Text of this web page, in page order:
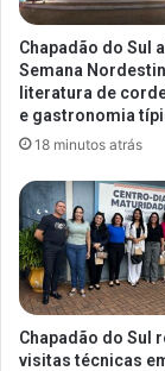
Chapadão do Sul
Semana
literatura de
e gastronomia
18 minutos atrás
Chapadão do Sul
visitas técnicas